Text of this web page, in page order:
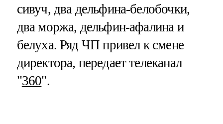
сивуч, два дельфина-белобочки,
два моржа, дельфин-афалина и
белуха. Ряд ЧП привел к смене
директора, передает телеканал
"360".